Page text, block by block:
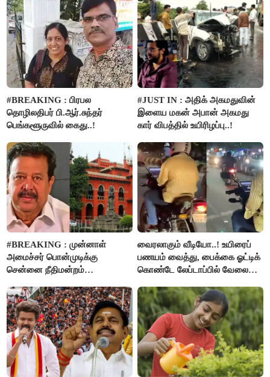
எதிர்ப்பு!
#BREAKING : பிரபல
தொழிலதிபர் பி.ஆர்.சுந்தர்
பெங்களூருவில் கைது..!
#JUST IN : அதிக் அகமதுவின்
இளைய மகன் அபான் அகமது
கார் விபத்தில் உயிரிழப்பு..!
#BREAKING : முன்னாள்
அமைச்சர் பொன்முடிக்கு
சென்னை நீதிமன்றம்
வைரலாகும் வீடியோ..! உயிரைப்
பணயம் வைத்து, பைக்கை ஓட்டிக்
கொண்டே லேப்டாப்பில் வேலை